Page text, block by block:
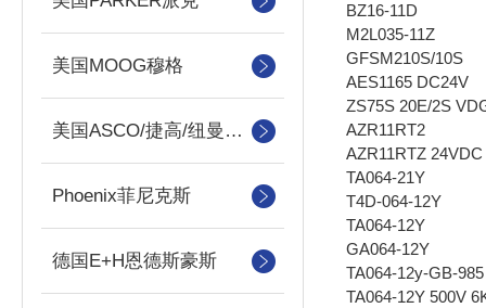
美国MOOG穆格
美国ASCO/捷高/纽曼蒂克
Phoenix菲尼克斯
德国E+H恩德斯豪斯
BZ16-11D
M2L035-11Z
GFSM210S/10S
AES1165 DC24V
ZS75S 20E/2S
AZR11RT2
AZR11RTZ 24VDC
TA064-21Y
T4D-064-12Y
TA064-12Y
GA064-12Y
TA064-12y-GB-985
TA064-12Y 500V